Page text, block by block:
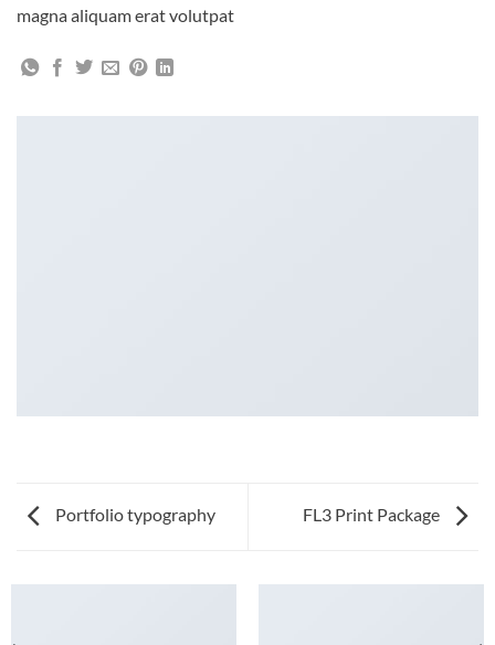
magna aliquam erat volutpat
Portfolio typography FL3 Print Package